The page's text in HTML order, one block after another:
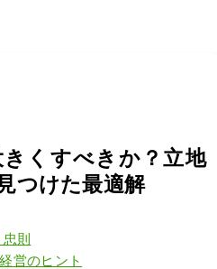
くすべきか？立地
つけた最適解
則
営のヒント